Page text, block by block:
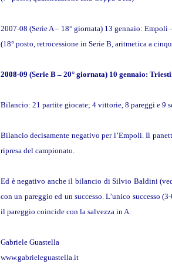
2007-08 (Serie A – 18° giornata) 13 gennaio: Empoli
(18° posto, retrocessione in Serie B, aritmetica a
2008-09 (Serie B – 20° giornata) 10 gennaio:
Bilancio: 21 partite giocate; 4 vittorie, 8 pareggi e 9
Bilancio decisamente negativo per l’Empoli. Il
ripresa del campionato.
Ed è negativo anche il bilancio di Silvio Baldini
con un pareggio ed un successo. L’unico successo
il pareggio coincide con la salvezza in A.
Gabriele Guastella
www.gabrieleguastella.it